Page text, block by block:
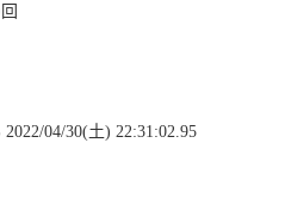
04/30(土) 22:31:02.95